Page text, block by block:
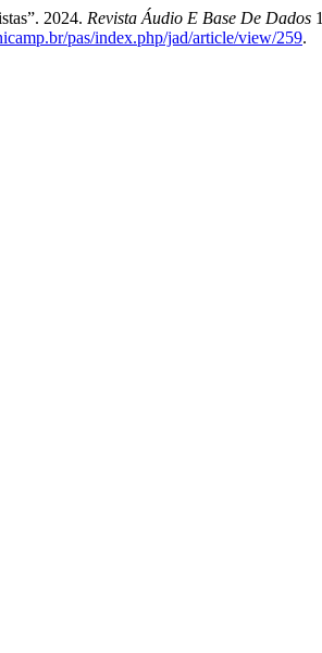
2024. Revista Áudio E Base De Dados
pas/index.php/jad/article/view/259.